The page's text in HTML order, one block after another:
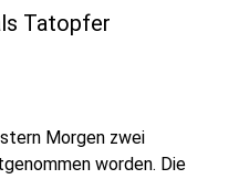
Tatopfer
Morgen zwei
worden. Die